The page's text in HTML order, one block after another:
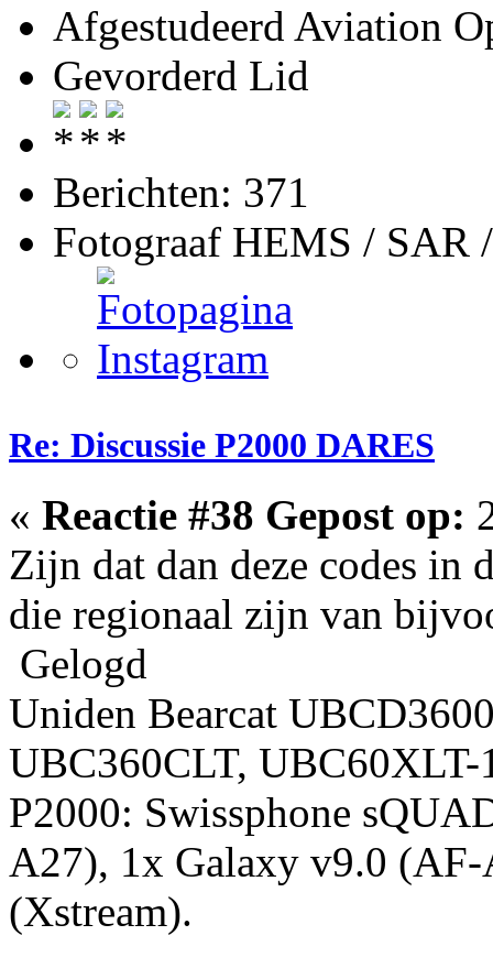
Afgestudeerd Aviation
Gevorderd Lid
Berichten: 371
Fotograaf HEMS / SAR
Re: Discussie P2000 DARES
« Reactie #38 Gepost op:
Zijn dat dan deze codes in
die regionaal zijn van
Gelogd
Uniden Bearcat
UBC360CLT,
P2000: Swissphone
A27), 1x Galaxy v9.0
(Xstream).